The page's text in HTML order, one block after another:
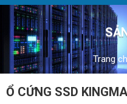
Trang
Ổ CỨNG SSD